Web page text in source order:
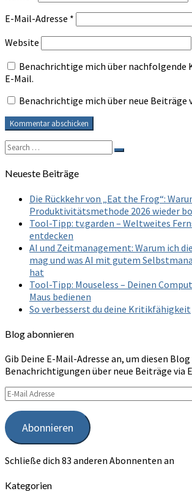
E-Mail-Adresse *
Website
Benachrichtige mich über nachfolgende
E-Mail.
Benachrichtige mich über neue Beiträge
Search
for:
Search
Neueste Beiträge
Die Rückkehr von „Eat the Frog“:
Produktivitätsmethode 2026 wieder
Tool-Tipp: tv.garden – Weltweites
entdecken
AI und Zeitmanagement: Warum ich
mag und was AI mit gutem
hat
Tool-Tipp: Mouseless – Deinen
Maus bedienen
So verbesserst du deine Kritikfähigkeit
Blog abonnieren
Gib Deine E-Mail-Adresse an, um diesen
Benachrichtigungen über neue Beiträge via
E-
Mail
Adresse
Abonnieren
Schließe dich 83 anderen Abonnenten an
Kategorien